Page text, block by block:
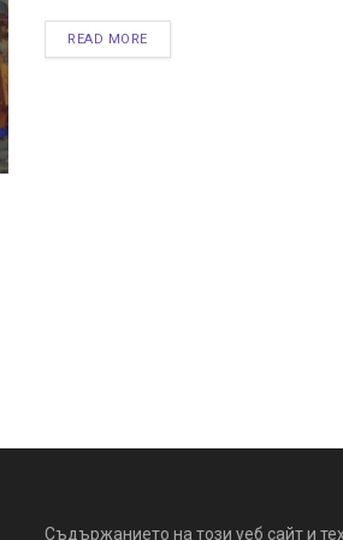
READ MORE
Съдържанието на този уеб сайт и